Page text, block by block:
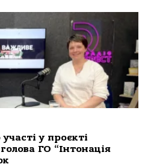
у проєкті
ГО “Інтонація